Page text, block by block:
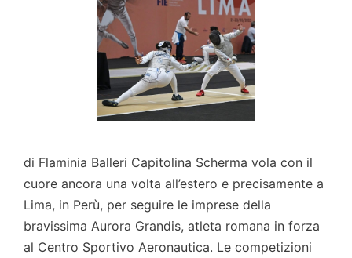
di Flaminia Balleri Capitolina Scherma vola con il
cuore ancora una volta all’estero e precisamente a
Lima, in Perù, per seguire le imprese della
bravissima Aurora Grandis, atleta romana in forza
al Centro Sportivo Aeronautica. Le competizioni